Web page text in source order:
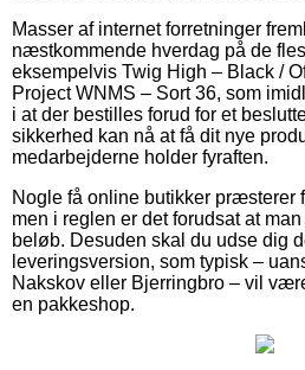
Masser af internet forretninger
næstkommende hverdag på de
eksempelvis Twig High – Black /
Project WNMS – Sort 36, som
i at der bestilles forud for et
sikkerhed kan nå at få dit nye
medarbejderne holder fyraften.
Nogle få online butikker præsterer
men i reglen er det forudsat at
beløb. Desuden skal du udse dig
leveringsversion, som typisk –
Nakskov eller Bjerringbro – vil
en pakkeshop.